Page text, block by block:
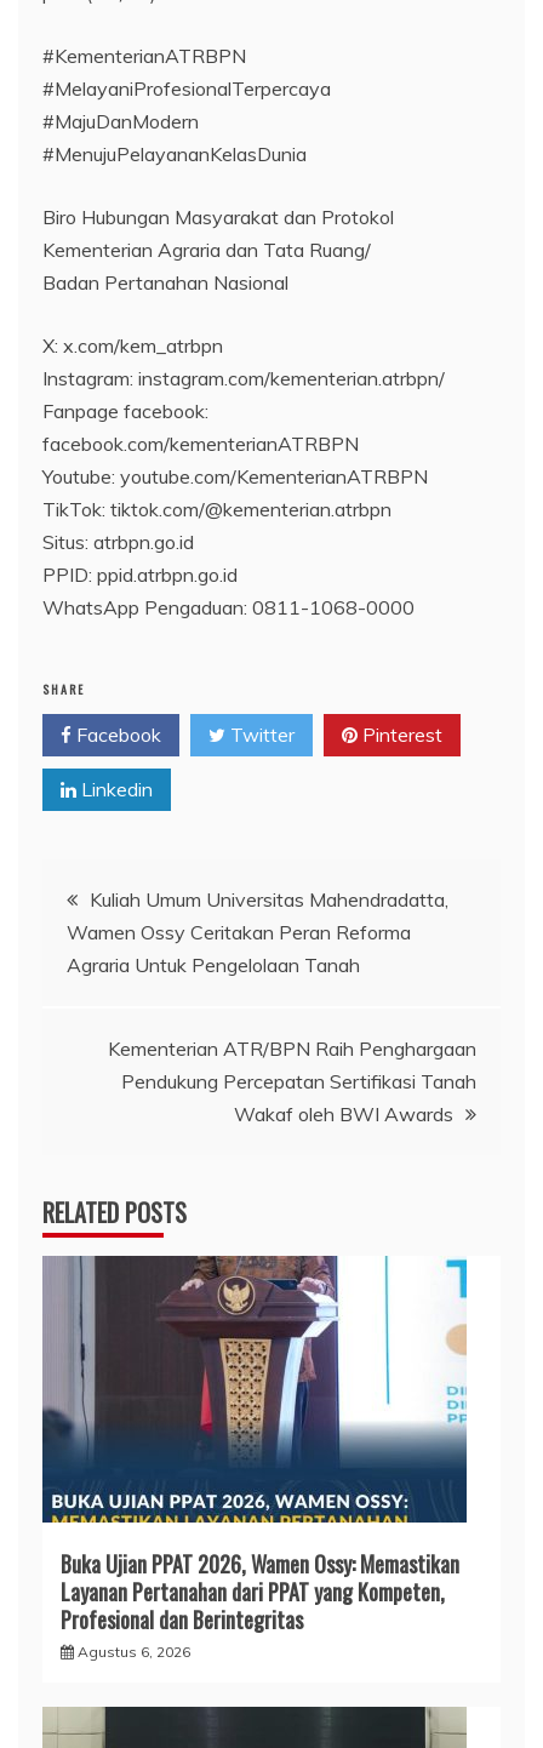
#KementerianATRBPN
#MelayaniProfesionalTerpercaya
#MajuDanModern
#MenujuPelayananKelasDunia
Biro Hubungan Masyarakat dan Protokol
Kementerian Agraria dan Tata Ruang/
Badan Pertanahan Nasional
X: x.com/kem_atrbpn
Instagram: instagram.com/kementerian.atrbpn/
Fanpage facebook:
facebook.com/kementerianATRBPN
Youtube: youtube.com/KementerianATRBPN
TikTok: tiktok.com/@kementerian.atrbpn
Situs: atrbpn.go.id
PPID: ppid.atrbpn.go.id
WhatsApp Pengaduan: 0811-1068-0000
SHARE
Facebook Twitter Pinterest
Linkedin
Navigasi
pos
Kuliah Umum Universitas Mahendradatta,
Wamen Ossy Ceritakan Peran Reforma
Agraria Untuk Pengelolaan Tanah
Kementerian ATR/BPN Raih Penghargaan
Pendukung Percepatan Sertifikasi Tanah
Wakaf oleh BWI Awards
RELATED POSTS
Buka Ujian PPAT 2026, Wamen Ossy: Memastikan
Layanan Pertanahan dari PPAT yang Kompeten,
Profesional dan Berintegritas
Agustus 6, 2026